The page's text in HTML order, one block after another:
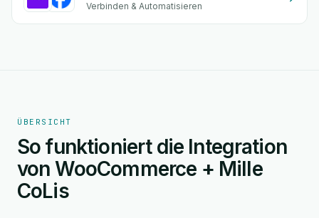
Verbinden & Automatisieren
ÜBERSICHT
So funktioniert die Integration
von WooCommerce + Mille
CoLis